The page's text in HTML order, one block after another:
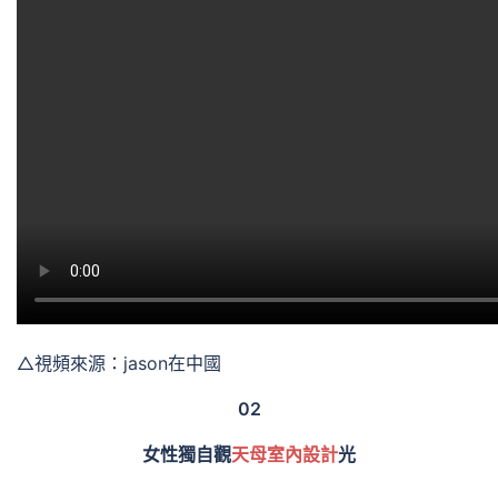
△視頻來源：jason在中國
02
女性獨自觀天母室內設計光